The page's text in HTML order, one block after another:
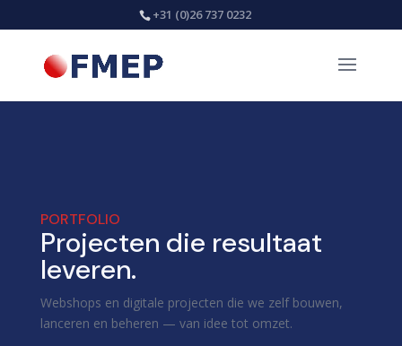
+31 (0)26 737 0232
PORTFOLIO
Projecten die resultaat
leveren.
Webshops en digitale projecten die we zelf bouwen,
lanceren en beheren — van idee tot omzet.